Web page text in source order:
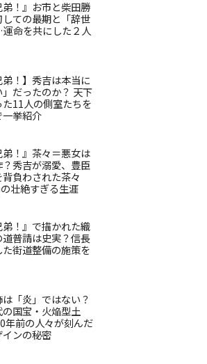
弟！』お市と柴田勝
しての最期と「辞世
命を共にした２人
弟！】秀吉は本当に
」だったのか？ 天下
た11人の側室たちを
挙紹介
弟！』茶々＝悪女は
？秀吉が溺愛、豊臣
負わされた茶々
壮絶すぎる生涯
弟！』で描かれた織
道普請は史実？信長
街道整備の施策を
「炎」ではない？
国宝・火焔型土
年前の人々が刻んだ
ンの秘密